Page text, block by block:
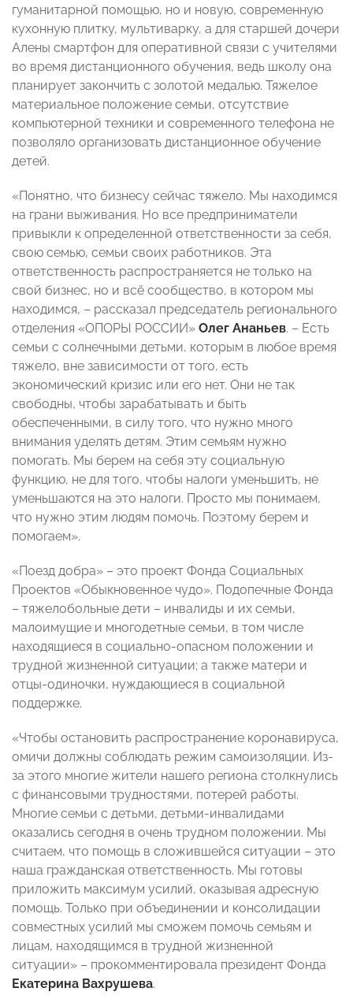
гуманитарной помощью, но и новую, современную
кухонную плитку, мультиварку, а для старшей дочери
Алены смартфон для оперативной связи с учителями
во время дистанционного обучения, ведь школу она
планирует закончить с золотой медалью. Тяжелое
материальное положение семьи, отсутствие
компьютерной техники и современного телефона не
позволяло организовать дистанционное обучение
детей.
«Понятно, что бизнесу сейчас тяжело. Мы находимся
на грани выживания. Но все предприниматели
привыкли к определенной ответственности за себя,
свою семью, семьи своих работников. Эта
ответственность распространяется не только на
свой бизнес, но и всё сообщество, в котором мы
находимся, – рассказал председатель регионального
отделения «ОПОРЫ РОССИИ» Олег Ананьев. – Есть
семьи с солнечными детьми, которым в любое время
тяжело, вне зависимости от того, есть
экономический кризис или его нет. Они не так
свободны, чтобы зарабатывать и быть
обеспеченными, в силу того, что нужно много
внимания уделять детям. Этим семьям нужно
помогать. Мы берем на себя эту социальную
функцию, не для того, чтобы налоги уменьшить, не
уменьшаются на это налоги. Просто мы понимаем,
что нужно этим людям помочь. Поэтому берем и
помогаем».
«Поезд добра» – это проект Фонда Социальных
Проектов «Обыкновенное чудо». Подопечные Фонда
– тяжелобольные дети – инвалиды и их семьи,
малоимущие и многодетные семьи, в том числе
находящиеся в социально-опасном положении и
трудной жизненной ситуации; а также матери и
отцы-одиночки, нуждающиеся в социальной
поддержке.
«Чтобы остановить распространение коронавируса,
омичи должны соблюдать режим самоизоляции. Из-
за этого многие жители нашего региона столкнулись
с финансовыми трудностями, потерей работы.
Многие семьи с детьми, детьми-инвалидами
оказались сегодня в очень трудном положении. Мы
считаем, что помощь в сложившейся ситуации – это
наша гражданская ответственность. Мы готовы
приложить максимум усилий, оказывая адресную
помощь. Только при объединении и консолидации
совместных усилий мы сможем помочь семьям и
лицам, находящимся в трудной жизненной
ситуации» – прокомментировала президент Фонда
Екатерина Вахрушева.